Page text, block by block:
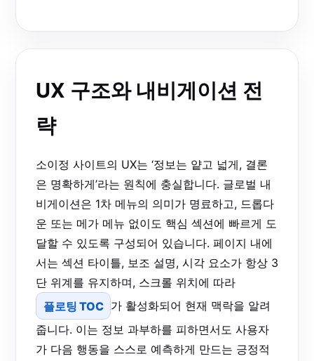
UX 구조와 내비게이션 전
략
소이정 사이트의 UX는 ‘정보는 얕고 넓게, 결론
은 명확하게’라는 원칙에 충실합니다. 글로벌 내
비게이션은 1차 메뉴의 의미가 명료하고, 드롭다
운 또는 메가 메뉴 없이도 핵심 섹션에 빠르게 도
달할 수 있도록 구성되어 있습니다. 페이지 내에
서는 섹션 타이틀, 보조 설명, 시각 요소가 항상 3
단 위계를 유지하며, 스크롤 위치에 따라
플로팅 TOC 가 활성화되어 현재 맥락을 알려
줍니다. 이는 정보 과부하를 피하면서도 사용자
가 다음 행동을 스스로 예측하게 만드는 긍정적